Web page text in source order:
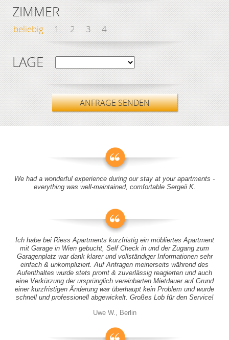
ZIMMER
beliebig 1 2 3 4
LAGE
ANFRAGE SENDEN
We had a wonderful experience during our stay at your apartments -
everything was well-maintained, comfortable Sergeii K.
Ich habe bei Riess Apartments kurzfristig ein möbliertes Apartment
mit Garage in Wien gebucht, Self Check in und der Zugang zum
Garagenplatz war dank klarer und vollständiger Informationen sehr
einfach & unkompliziert. Auf Anfragen meinerseits während des
Aufenthaltes wurde stets promt & zuverlässig reagierten und auch
eine Verkürzung der ursprünglich vereinbarten Mietdauer auf Grund
einer kurzfristigen Änderung war überhaupt kein Problem und wurde
schnell und professionell abgewickelt. Großes Lob für den Service!
Uwe W., Berlin